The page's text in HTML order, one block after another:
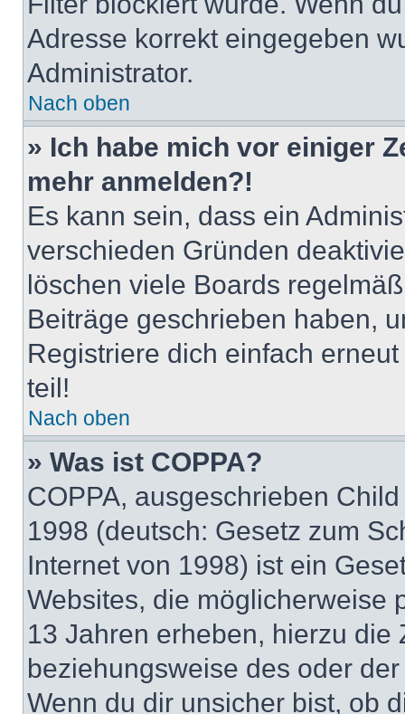
Adresse korrekt eingegeben
Administrator.
Nach oben
» Ich habe mich vor einiger
mehr anmelden?!
Es kann sein, dass ein
verschieden Gründen
löschen viele Boards
Beiträge geschrieben haben,
Registriere dich einfach
teil!
Nach oben
» Was ist COPPA?
COPPA, ausgeschrieben
1998 (deutsch: Gesetz zum
Internet von 1998) ist ein
Websites, die möglicherweise
13 Jahren erheben, hierzu die
beziehungsweise des oder
Wenn du dir unsicher bist, ob